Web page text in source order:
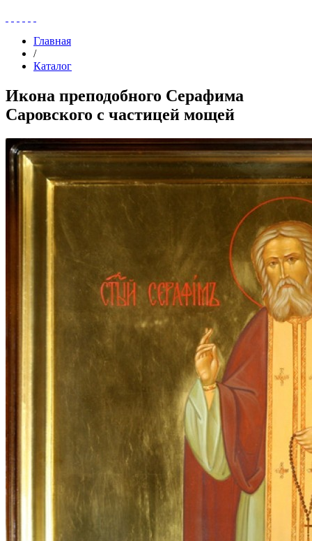
Главная
/
Каталог
Икона преподобного Серафима
Саровского с частицей мощей